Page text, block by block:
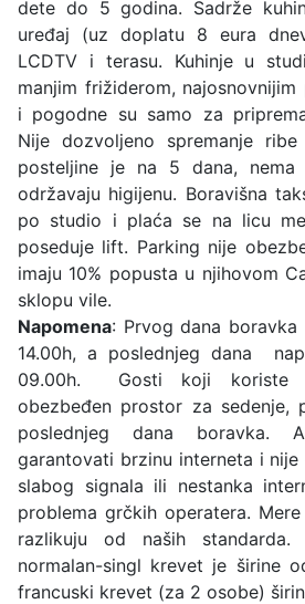
dete do 5 godina. Sadrže
uređaj (uz doplatu 8 eura
LCDTV i terasu. Kuhinje u
manjim frižiderom,
i pogodne su samo za
Nije dozvoljeno spremanje
posteljine je na 5 dana, nema
održavaju higijenu. Boravišna
po studio i plaća se na licu
poseduje lift. Parking nije
imaju 10% popusta u njihovom
sklopu vile.
Napomena: Prvog dana
14.00h, a poslednjeg dana
09.00h. Gosti koji koriste
obezbeđen prostor za
poslednjeg dana boravka.
garantovati brzinu interneta i
slabog signala ili nestanka
problema grčkih operatera.
razlikuju od naših
normalan-singl krevet je širine
francuski krevet (za 2 osobe)